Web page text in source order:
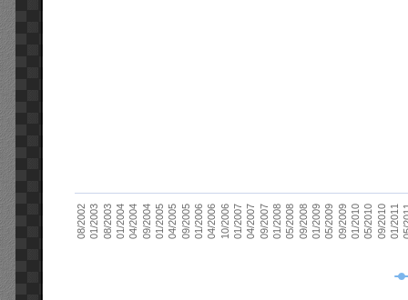
08/200201/200308/200301/200404/200409/200401/200504/200509/200501/200604/200610/200601/200704/200709/200701/200805/200809/200801/200905/200909/200901/201005/201009/201001/2011